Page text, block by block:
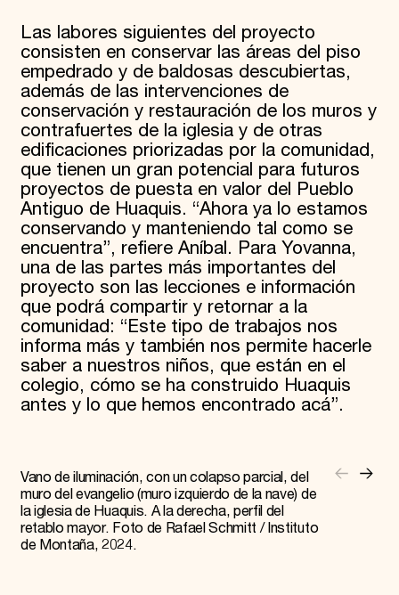
Las labores siguientes del proyecto
consisten en conservar las áreas del piso
empedrado y de baldosas descubiertas,
además de las intervenciones de
conservación y restauración de los muros y
contrafuertes de la iglesia y de otras
edificaciones priorizadas por la comunidad,
que tienen un gran potencial para futuros
proyectos de puesta en valor del Pueblo
Antiguo de Huaquis. “Ahora ya lo estamos
conservando y manteniendo tal como se
encuentra”, refiere Aníbal. Para Yovanna,
una de las partes más importantes del
proyecto son las lecciones e información
que podrá compartir y retornar a la
comunidad: “Este tipo de trabajos nos
informa más y también nos permite hacerle
saber a nuestros niños, que están en el
colegio, cómo se ha construido Huaquis
antes y lo que hemos encontrado acá”.
Vano de iluminación, con un colapso parcial, del
muro del evangelio (muro izquierdo de la nave) de
la iglesia de Huaquis. A la derecha, perfil del
retablo mayor. Foto de Rafael Schmitt / Instituto
de Montaña, 2024.